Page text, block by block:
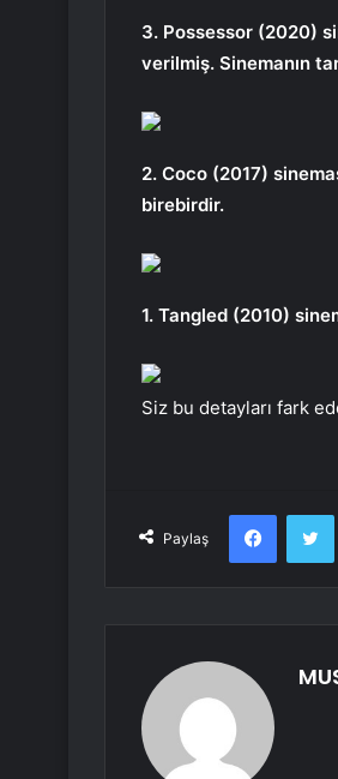
3. Possessor (2020)
verilmiş. Sinemanın
2. Coco (2017)
birebirdir.
1. Tangled (2010)
Siz bu detayları fark
Paylaş